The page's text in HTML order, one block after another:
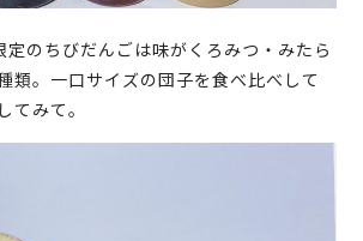
のちびだんごは味がくろみつ・みたら
類。一口サイズの団子を食べ比べして
てみて。